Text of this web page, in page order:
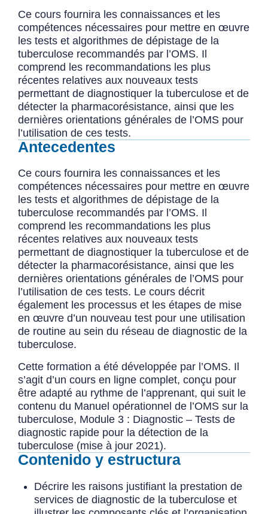
Ce cours fournira les connaissances et les
compétences nécessaires pour mettre en œuvre
les tests et algorithmes de dépistage de la
tuberculose recommandés par l’OMS. Il
comprend les recommandations les plus
récentes relatives aux nouveaux tests
permettant de diagnostiquer la tuberculose et de
détecter la pharmacorésistance, ainsi que les
dernières orientations générales de l’OMS pour
l’utilisation de ces tests.
Antecedentes
Ce cours fournira les connaissances et les
compétences nécessaires pour mettre en œuvre
les tests et algorithmes de dépistage de la
tuberculose recommandés par l’OMS. Il
comprend les recommandations les plus
récentes relatives aux nouveaux tests
permettant de diagnostiquer la tuberculose et de
détecter la pharmacorésistance, ainsi que les
dernières orientations générales de l’OMS pour
l’utilisation de ces tests. Le cours décrit
également les processus et les étapes de mise
en œuvre d’un nouveau test pour une utilisation
de routine au sein du réseau de diagnostic de la
tuberculose.
Cette formation a été développée par l’OMS. Il
s’agit d’un cours en ligne complet, conçu pour
être adapté au rythme de l’apprenant, qui suit le
contenu du Manuel opérationnel de l’OMS sur la
tuberculose, Module 3 : Diagnostic – Tests de
diagnostic rapide pour la détection de la
tuberculose (mise à jour 2021).
Contenido y estructura
Décrire les raisons justifiant la prestation de
services de diagnostic de la tuberculose et